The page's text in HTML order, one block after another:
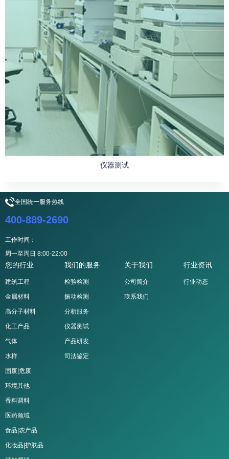
仪器测试
全国统一服务热线
400-889-2690
工作时间：
周一至周日 8:00-22:00
您的行业
建筑工程
金属材料
高分子材料
化工产品
气体
水样
固废|危废
环境其他
香料调料
医药领域
食品|农产品
化妆品|护肤品
我们的服务
检验检测
振动检测
分析服务
仪器测试
产品研发
司法鉴定
关于我们
公司简介
联系我们
行业资讯
行业动态